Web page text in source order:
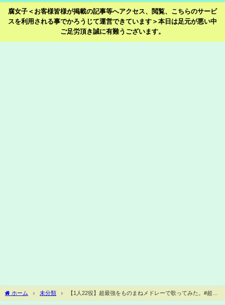
腐女子＜お客様皆様が掲載の記事等へアクセス、閲覧、こちらのサービ
スを利用される事でかろうじて運営できています＞本日は足元が悪い中
ご足労頂き誠に有難うございます。
ホーム 未分類
【1人22役】超最強をものまねメドレーで歌ってみた。#超と
きめき宣伝部